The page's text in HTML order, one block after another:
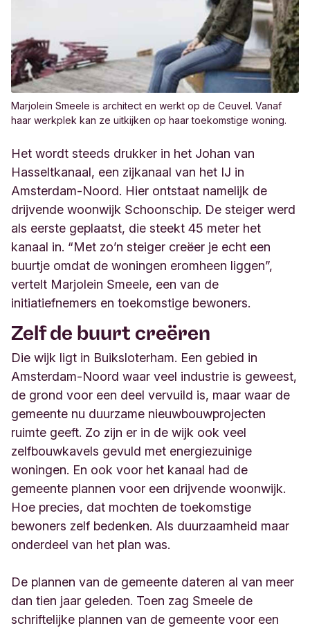
Marjolein Smeele is architect en werkt op de Ceuvel. Vanaf
haar werkplek kan ze uitkijken op haar toekomstige woning.
Het wordt steeds drukker in het Johan van
Hasseltkanaal, een zijkanaal van het IJ in
Amsterdam-Noord. Hier ontstaat namelijk de
drijvende woonwijk Schoonschip. De steiger werd
als eerste geplaatst, die steekt 45 meter het
kanaal in. “Met zo’n steiger creëer je echt een
buurtje omdat de woningen eromheen liggen”,
vertelt Marjolein Smeele, een van de
initiatiefnemers en toekomstige bewoners.
Zelf de buurt creëren
Die wijk ligt in Buiksloterham. Een gebied in
Amsterdam-Noord waar veel industrie is geweest,
de grond voor een deel vervuild is, maar waar de
gemeente nu duurzame nieuwbouwprojecten
ruimte geeft. Zo zijn er in de wijk ook veel
zelfbouwkavels gevuld met energiezuinige
woningen. En ook voor het kanaal had de
gemeente plannen voor een drijvende woonwijk.
Hoe precies, dat mochten de toekomstige
bewoners zelf bedenken. Als duurzaamheid maar
onderdeel van het plan was.
De plannen van de gemeente dateren al van meer
dan tien jaar geleden. Toen zag Smeele de
schriftelijke plannen van de gemeente voor een